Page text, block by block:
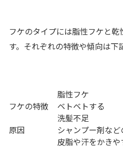
フケのタイプには脂性フケと
す。それぞれの特徴や傾向は下
脂性フケ
フケの特徴
ベトベトする
原因
洗髪不足
シャンプー剤な
皮脂や汗をかき